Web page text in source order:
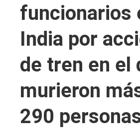
funcionarios
India por
de tren en el
murieron
290